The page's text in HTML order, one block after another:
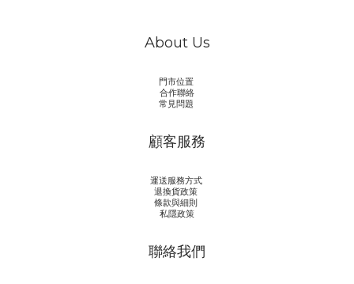
About Us
門市位置
合作聯絡
常見問題
顧客服務
運送服務方式
退換貨政策
條款與細則
私隱政策
聯絡我們